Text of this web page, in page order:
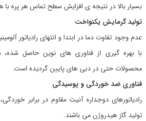
بسیار بالا در نتیجه ی افزایش سطح تماس هر پره با
تولید گرمایش یکنواخت
عدم وجود تفاوت دما در ابتدا و انتهای رادیاتور
با بهره گیری از فناوری های نوین حاصل
محصولات حتی در دبی های پایین گردیده است.
فناوری ضد خوردگی و پوسیدگی
رادیاتورهای دوجداره آنیت مقاوم در برابر
تولید گاز هیدروژن می باشند.